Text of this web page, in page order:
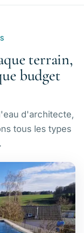
terrain,
budget
d'architecte,
tous les types